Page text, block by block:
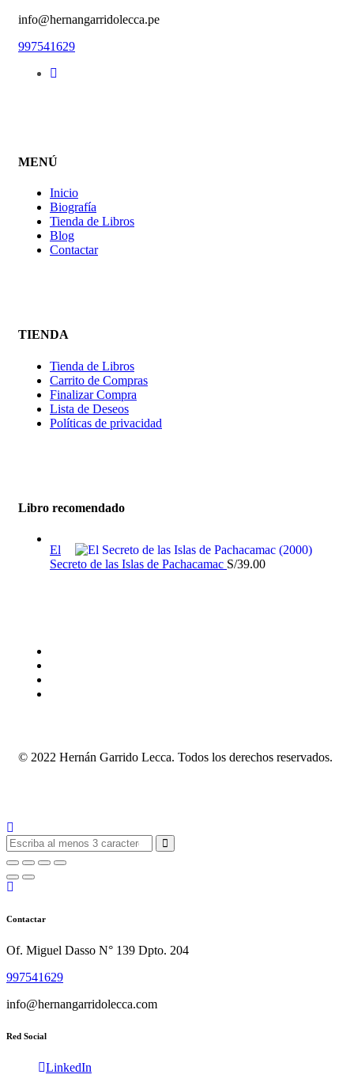
info@hernangarridolecca.pe
997541629
MENÚ
Inicio
Biografía
Tienda de Libros
Blog
Contactar
TIENDA
Tienda de Libros
Carrito de Compras
Finalizar Compra
Lista de Deseos
Políticas de privacidad
Libro recomendado
El
Secreto de las Islas de Pachacamac S/39.00
© 2022 Hernán Garrido Lecca. Todos los derechos reservados.
Contactar
Of. Miguel Dasso N° 139 Dpto. 204
997541629
info@hernangarridolecca.com
Red Social
LinkedIn